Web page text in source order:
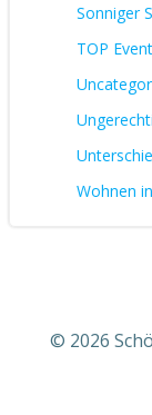
Sonniger
TOP
Wohnen
© 2026